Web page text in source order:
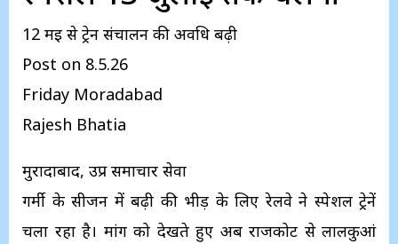
12 मई से ट्रेन संचालन की अवधि बढ़ी
Post on 8.5.26
Friday Moradabad
Rajesh Bhatia
मुरादाबाद, उप्र समाचार सेवा
गर्मी के सीजन में बढ़ी की भीड़ के लिए रेलवे ने स्पेशल ट्रेनें
चला रहा है। मांग को देखते हुए अब राजकोट से लालकुआं